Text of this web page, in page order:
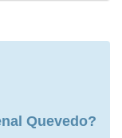
Quevedo?